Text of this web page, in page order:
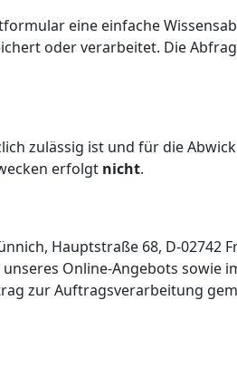
eine einfache
oder verarbeitet. Die
zulässig ist und für die
erfolgt nicht.
Hauptstraße 68, D-02742
Online-Angebots sowie
zur Auftragsverarbeitung